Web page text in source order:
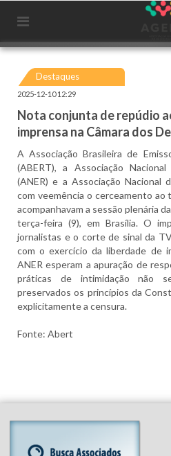
Destaques
2025-12-10 12:29
Nota conjunta de repúdio
imprensa na Câmara dos
A Associação Brasileira de
(ABERT), a Associação
(ANER) e a Associação Nacional
com veemência o cerceamento ao
acompanhavam a sessão plenária
terça-feira (9), em Brasília. O
jornalistas e o corte de sinal da
com o exercício da liberdade de
ANER esperam a apuração de
práticas de intimidação não
preservados os princípios da
explicitamente a censura.
Fonte: Abert